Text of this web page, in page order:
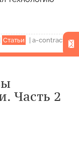
Статьи a-contract.ru
Часть 2